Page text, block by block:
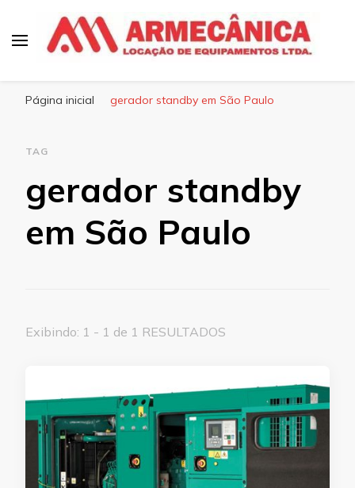
Página inicial gerador standby em São Paulo
TAG
gerador standby
em São Paulo
Exibindo: 1 - 1 de 1 RESULTADOS